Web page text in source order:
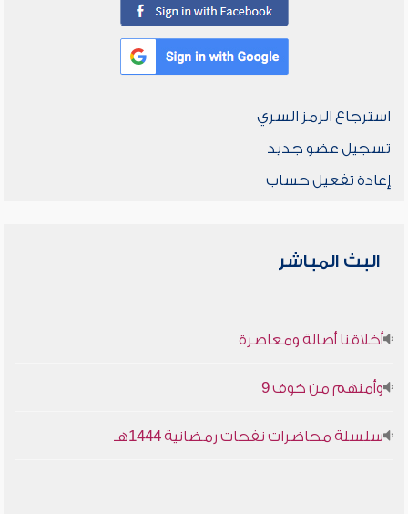
استرجاع الرمز السري
تسجيل عضو جديد
إعادة تفعيل حساب
البث المباشر
أخلاقنا أصالة ومعاصرة
وأمنهم من خوف 9
سلسلة محاضرات نفحات رمضانية 1444هـ